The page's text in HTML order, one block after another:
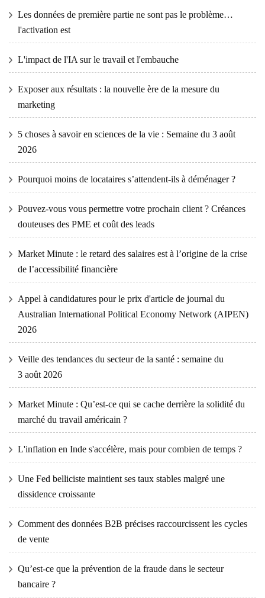
Les données de première partie ne sont pas le problème…
l'activation est
L'impact de l'IA sur le travail et l'embauche
Exposer aux résultats : la nouvelle ère de la mesure du
marketing
5 choses à savoir en sciences de la vie : Semaine du 3 août
2026
Pourquoi moins de locataires s’attendent-ils à déménager ?
Pouvez-vous vous permettre votre prochain client ? Créances
douteuses des PME et coût des leads
Market Minute : le retard des salaires est à l’origine de la crise
de l’accessibilité financière
Appel à candidatures pour le prix d'article de journal du
Australian International Political Economy Network (AIPEN)
2026
Veille des tendances du secteur de la santé : semaine du
3 août 2026
Market Minute : Qu’est-ce qui se cache derrière la solidité du
marché du travail américain ?
L'inflation en Inde s'accélère, mais pour combien de temps ?
Une Fed belliciste maintient ses taux stables malgré une
dissidence croissante
Comment des données B2B précises raccourcissent les cycles
de vente
Qu’est-ce que la prévention de la fraude dans le secteur
bancaire ?